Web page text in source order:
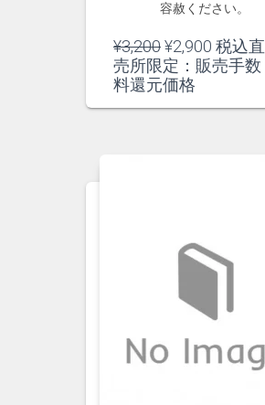
容赦ください。
¥3,200元
の
価
¥2,900 現
在
税込直
売所限定：販売手数
料還元価格